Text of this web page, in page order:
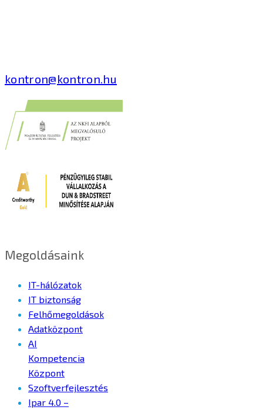
kontron@kontron.hu
Megoldásaink
IT-hálózatok
IT biztonság
Felhőmegoldások
Adatközpont
AI
Kompetencia
Központ
Szoftverfejlesztés
Ipar 4.0 –